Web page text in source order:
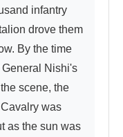
infantry
drove them
By the time
Nishi's
scene, the
was
as the sun was